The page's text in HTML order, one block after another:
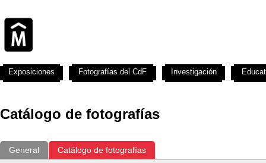
Catálogo de fotografías
General Catálogo de fotografías
Exposiciones Fotografías del CdF Investigación